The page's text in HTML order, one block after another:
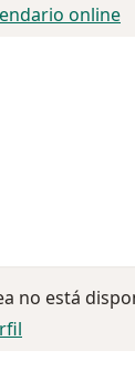
online
no está